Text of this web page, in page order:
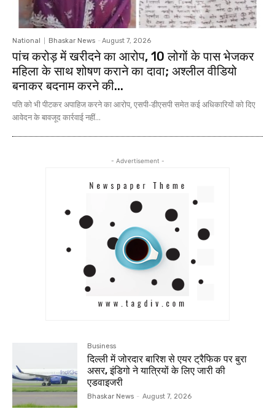
National Bhaskar News - August 7, 2026
पांच करोड़ में खरीदने का आरोप, 10 लोगों के पास भेजकर
महिला के साथ शोषण कराने का दावा; अश्लील वीडियो
बनाकर बदनाम करने की...
पति को भी पीटकर अपाहिज करने का आरोप, एसपी-डीएसपी समेत कई अधिकारियों को दिए
आवेदन के बावजूद कार्रवाई नहीं...
- Advertisement -
Business
दिल्ली में जोरदार बारिश से एयर ट्रैफिक पर बुरा
असर, इंडिगो ने यात्रियों के लिए जारी की
एडवाइजरी
Bhaskar News - August 7, 2026